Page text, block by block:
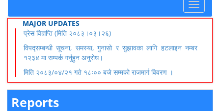
Toggle
MAJOR UPDATES
प्रेस विज्ञप्ति (मिति २०८३।०३।२६)
विपद्सम्बन्धी सूचना, समस्या, गुनासो र सुझावका लागि हटलाइन नम्बर
१२३४ मा सम्पर्क गर्नुहुन अनुरोध।
मिति २०८३/०४/२१ गते १८ः०० बजे सम्मको राजमार्ग विवरण ।
Reports